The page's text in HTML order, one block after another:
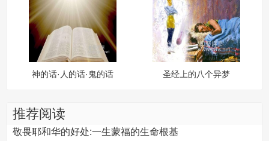
神的话·人的话·鬼的话 圣经上的八个异梦
推荐阅读
敬畏耶和华的好处:一生蒙福的生命根基